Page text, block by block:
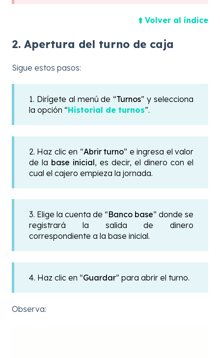
⬆️ Volver al índice
2. Apertura del turno de caja
Sigue estos pasos:
1. Dirígete al menú de “Turnos” y selecciona
la opción “Historial de turnos”.
2. Haz clic en “Abrir turno” e ingresa el valor
de la base inicial, es decir, el dinero con el
cual el cajero empieza la jornada.
3. Elige la cuenta de “Banco base” donde se
registrará la salida de dinero
correspondiente a la base inicial.
4. Haz clic en “Guardar” para abrir el turno.
Observa: